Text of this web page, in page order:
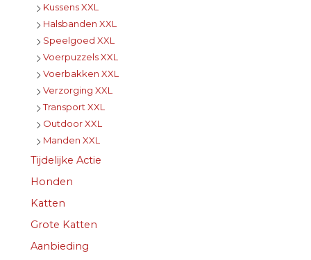
Kussens XXL
Halsbanden XXL
Speelgoed XXL
Voerpuzzels XXL
Voerbakken XXL
Verzorging XXL
Transport XXL
Outdoor XXL
Manden XXL
Tijdelijke Actie
Honden
Katten
Grote Katten
Aanbieding